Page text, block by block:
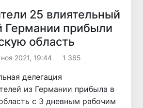
25 влиятельный
Германии прибыли
область
ноя 2021, 19:44 1 365
делегация
из Германии прибыла в
с 3 дневным рабочим